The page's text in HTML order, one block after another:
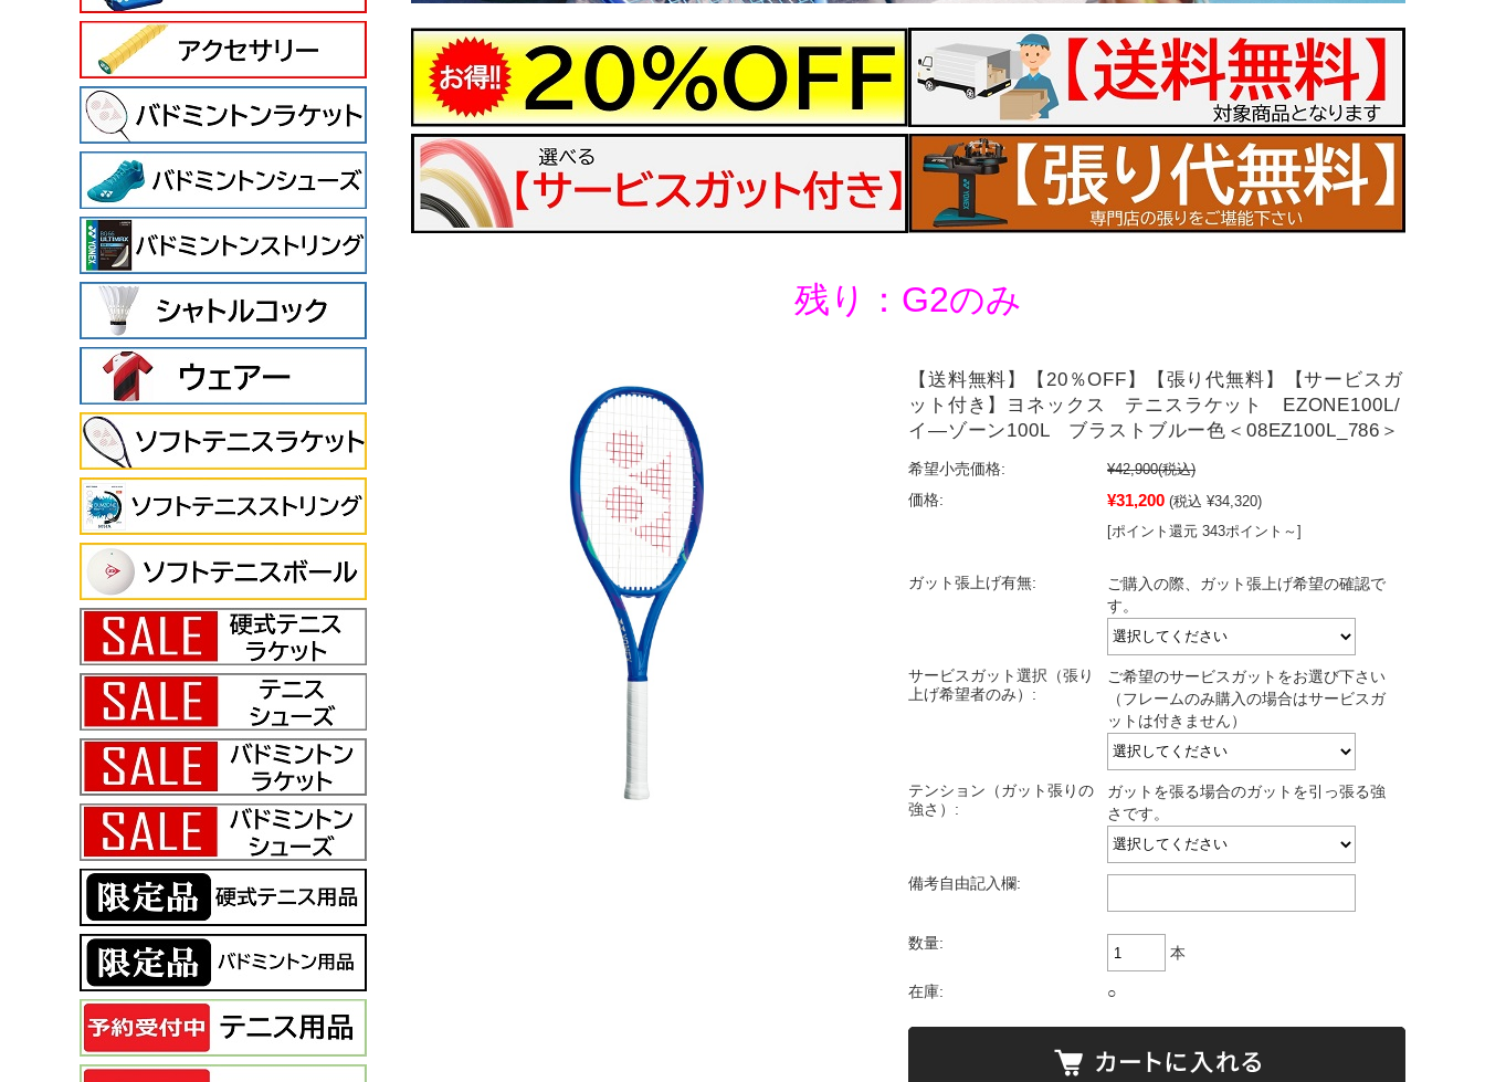
残り：G2のみ
【送料無料】【20％OFF】【張り代無料】【サービスガ
ット付き】ヨネックス テニスラケット EZONE100L/
イ―ゾーン100L ブラストブルー色＜08EZ100L_786＞
希望小売価格: ¥42,900(税込)
価格:
¥31,200 (税込 ¥34,320)
[ポイント還元 343ポイント～]
ガット張上げ有無:
ご購入の際、ガット張上げ希望の確認で
す。
サービスガット選択（張り
上げ希望者のみ）:
ご希望のサービスガットをお選び下さい
（フレームのみ購入の場合はサービスガ
ットは付きません）
テンション（ガット張りの
強さ）:
ガットを張る場合のガットを引っ張る強
さです。
備考自由記入欄:
数量:
本
在庫: ○